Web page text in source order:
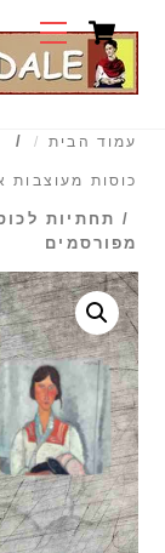
content
Cart
עמוד הבית /
כוסות מעוצבות
/ תחתיות
מפורסמים